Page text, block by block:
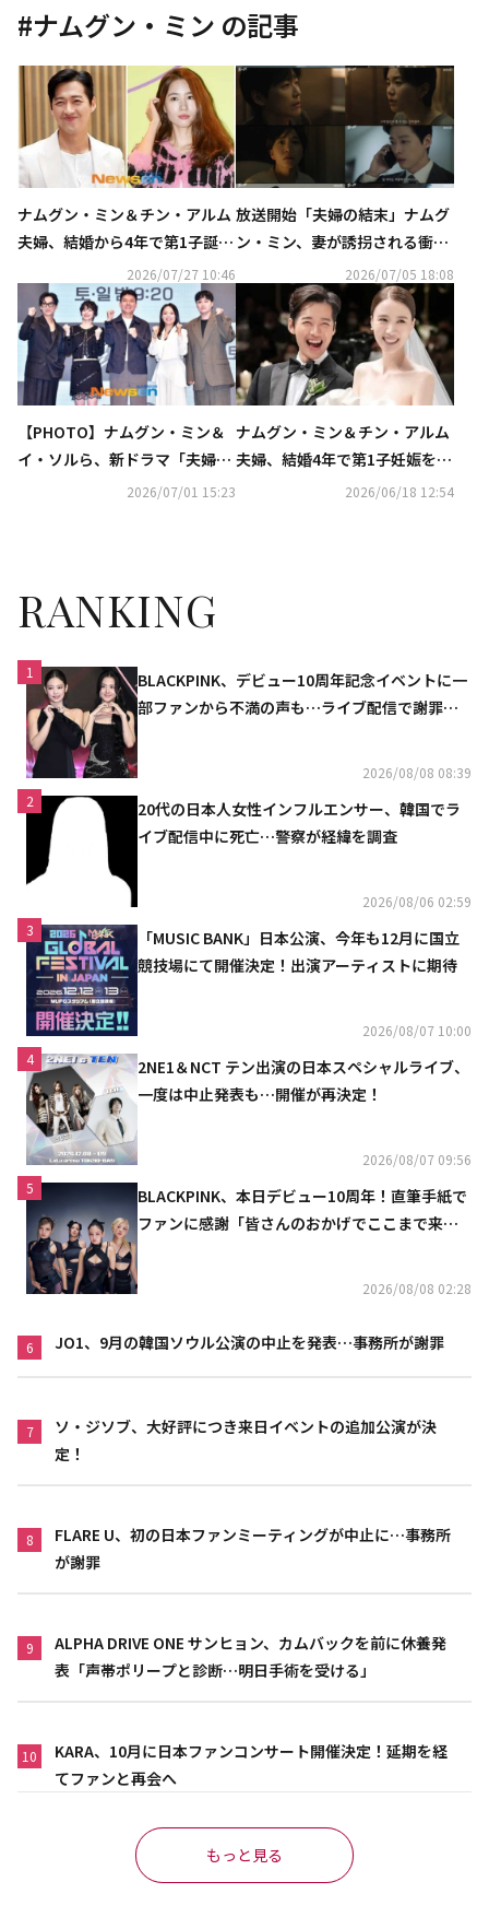
#ナムグン・ミン の記事
ナムグン・ミン＆チン・アルム
夫婦、結婚から4年で第1子誕
生！事務所が公式コメント
2026/07/27 10:46
放送開始「夫婦の結末」ナムグ
ン・ミン、妻が誘拐される衝撃
の展開でスタート【ネタバレあ
り】
2026/07/05 18:08
【PHOTO】ナムグン・ミン＆
イ・ソルら、新ドラマ「夫婦の
結末」制作発表会に出席
2026/07/01 15:23
ナムグン・ミン＆チン・アルム
夫婦、結婚4年で第1子妊娠を発
表！「新しい命を迎える準備を
2026/06/18 12:54
RANKING
1
BLACKPINK、デビュー10周年記念イベントに一
部ファンから不満の声も…ライブ配信で謝罪
2026/08/08 08:39
2
20代の日本人女性インフルエンサー、韓国でラ
イブ配信中に死亡…警察が経緯を調査
2026/08/06 02:59
3
「MUSIC BANK」日本公演、今年も12月に国立
競技場にて開催決定！出演アーティストに期待
2026/08/07 10:00
4
2NE1＆NCT テン出演の日本スペシャルライブ、
一度は中止発表も…開催が再決定！
2026/08/07 09:56
5
BLACKPINK、本日デビュー10周年！直筆手紙で
ファンに感謝「皆さんのおかげでここまで来ら
2026/08/08 02:28
6 JO1、9月の韓国ソウル公演の中止を発表…事務所が謝罪
7
ソ・ジソブ、大好評につき来日イベントの追加公演が決
定！
8
FLARE U、初の日本ファンミーティングが中止に…事務所
が謝罪
9
ALPHA DRIVE ONE サンヒョン、カムバックを前に休養発
表「声帯ポリープと診断…明日手術を受ける」
10
KARA、10月に日本ファンコンサート開催決定！延期を経
てファンと再会へ
もっと見る